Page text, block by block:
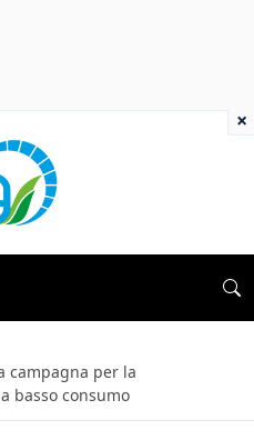
campagna per la
basso consumo
×